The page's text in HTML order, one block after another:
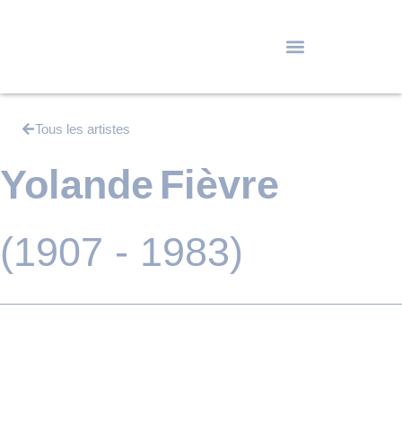
Tous les artistes
Yolande Fièvre
(1907 - 1983)